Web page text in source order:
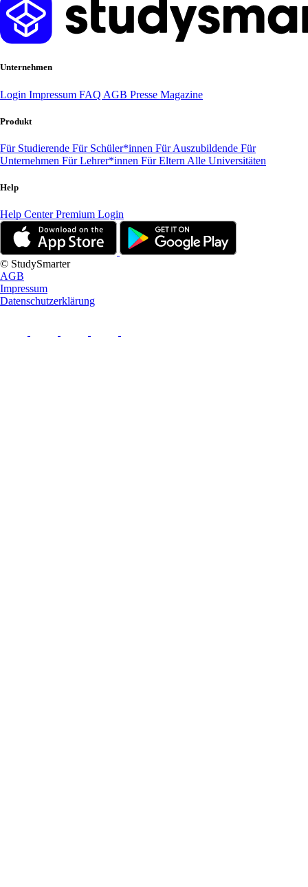
Unternehmen
Login Impressum FAQ AGB Presse Magazine
Produkt
Für Studierende Für Schüler*innen Für Auszubildende Für
Unternehmen Für Lehrer*innen Für Eltern Alle Universitäten
Help
Help CenterPremium Login
© StudySmarter
AGB
Impressum
Datenschutzerklärung